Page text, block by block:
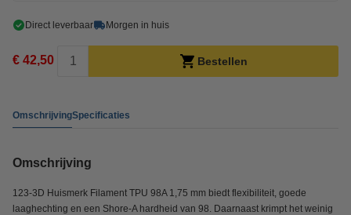
Direct leverbaar Morgen in huis
€ 42,50 Bestellen
OmschrijvingSpecificaties
Omschrijving
123-3D Huismerk Filament TPU 98A 1,75 mm biedt flexibiliteit, goede
laaghechting en een Shore-A hardheid van 98. Daarnaast krimpt het weinig